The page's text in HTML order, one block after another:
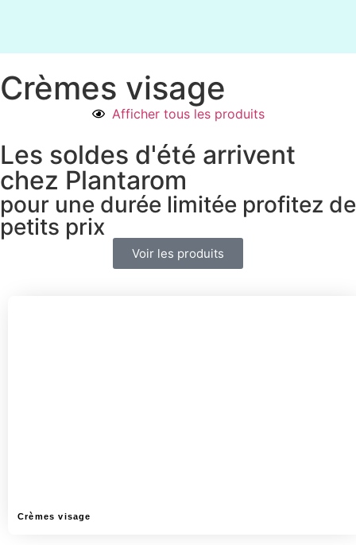
Crèmes visage
Afficher tous les produits
Les soldes d'été arrivent
chez Plantarom
pour une durée limitée profitez de
petits prix
Voir les produits
Crèmes visage